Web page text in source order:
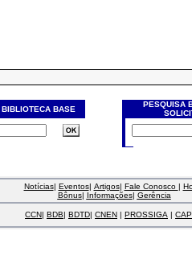
BASE
PESQUISA
Notícias| Eventos| Artigos| Fale Conosco |
Bônus| Informações| Gerência
CCN| BDB| BDTD| CNEN | PROSSIGA |